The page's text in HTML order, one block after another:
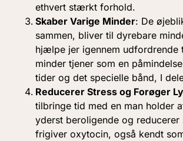
ethvert stærkt forhold.
Skaber Varige Minder: De
sammen, bliver til dyrebare
hjælpe jer igennem udfordrende
minder tjener som en
tider og det specielle bånd, I
Reducerer Stress og Forøger
tilbringe tid med en man holder
yderst beroligende og reducerer
frigiver oxytocin, også kendt